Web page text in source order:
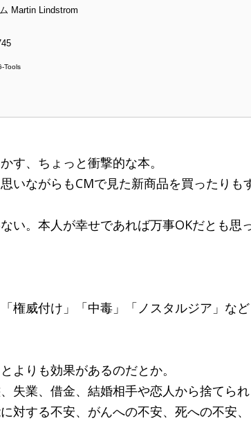
Martin Lindstrom
Tools
す、ちょっと衝撃的な本。
いながらもCMで見た新商品を買ったりも
い。本人が幸せであれば万事OKだとも思
権威付け」「中毒」「ノスタルジア」など
よりも効果があるのだとか。
失業、借金、結婚相手や恋人から捨てられ
対する不安、がんへの不安、死への不安、